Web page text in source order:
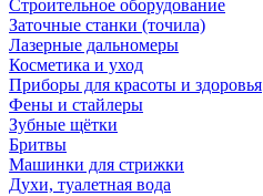
Строительное оборудование
Заточные станки (точила)
Лазерные дальномеры
Косметика и уход
Приборы для красоты и здоровья
Фены и стайлеры
Зубные щётки
Бритвы
Машинки для стрижки
Духи, туалетная вода